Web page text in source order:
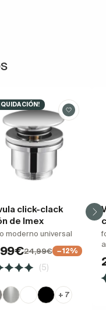
click-clack
de Imex
moderno universal
24,99€ −12%
(5)
+ 7